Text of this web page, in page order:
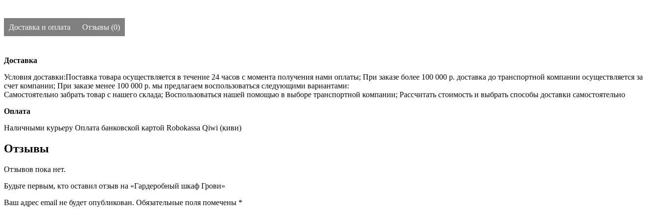
Доставка и оплата Отзывы (0)
Доставка
Условия доставки:Поставка товара осуществляется в течение 24 часов с момента получения нами оплаты; При заказе более 100 000 р. доставка до транспортной компании осуществляется за
счет компании; При заказе менее 100 000 р. мы предлагаем воспользоваться следующими вариантами:
Самостоятельно забрать товар с нашего склада; Воспользоваться нашей помощью в выборе транспортной компании; Рассчитать стоимость и выбрать способы доставки самостоятельно
Оплата
Наличными курьеру Оплата банковской картой Robokassa Qiwi (киви)
Отзывы
Отзывов пока нет.
Будьте первым, кто оставил отзыв на «Гардеробный шкаф Грови»
Ваш адрес email не будет опубликован. Обязательные поля помечены *